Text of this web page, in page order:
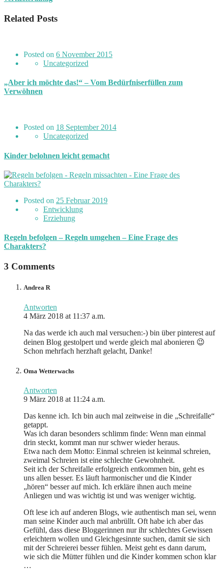
Related Posts
Posted on 6 November 2015
Uncategorized
„Aber ich möchte das!“ – Vom Bedürfniserfüllen zum
Verwöhnen
Posted on 18 September 2014
Uncategorized
Kinder belohnen leicht gemacht
Posted on 25 Februar 2019
Entwicklung
Erziehung
Regeln befolgen – Regeln umgehen – Eine Frage des
Charakters?
3 Comments
Andrea R
Antworten
4 März 2018 at 11:37 a.m.
Na das werde ich auch mal versuchen:-) bin über pinterest auf
deinen Blog gestolpert und werde gleich mal abonieren 😉
Schon mehrfach herzhaft gelacht, Danke!
Oma Wetterwachs
Antworten
9 März 2018 at 11:24 a.m.
Das kenne ich. Ich bin auch mal zeitweise in die „Schreifalle“
getappt.
Was ich daran besonders schlimm finde: Wenn man einmal
drin steckt, kommt man nur schwer wieder heraus.
Etwa nach dem Motto: Einmal schreien ist keinmal schreien,
zweimal Schreien ist eine schlechte Gewohnheit.
Seit ich der Schreifalle erfolgreich entkommen bin, geht es
uns allen besser. Es läuft harmonischer und die Kinder
„hören“ besser auf mich. Ich erkläre ihnen auch meine
Anliegen und was wichtig ist und was weniger wichtig.
Oft lese ich auf anderen Blogs, wie authentisch man sei, wenn
man seine Kinder auch mal anbrüllt. Oft habe ich aber das
Gefühl, dass diese Bloggerinnen nur ihr schlechtes Gewissen
erleichtern wollen und Gleichgesinnte suchen, damit sie sich
mit der Schreierei besser fühlen. Meist geht es dann darum,
wie sich die Mütter fühlen und die Kinder kommen schon klar
…